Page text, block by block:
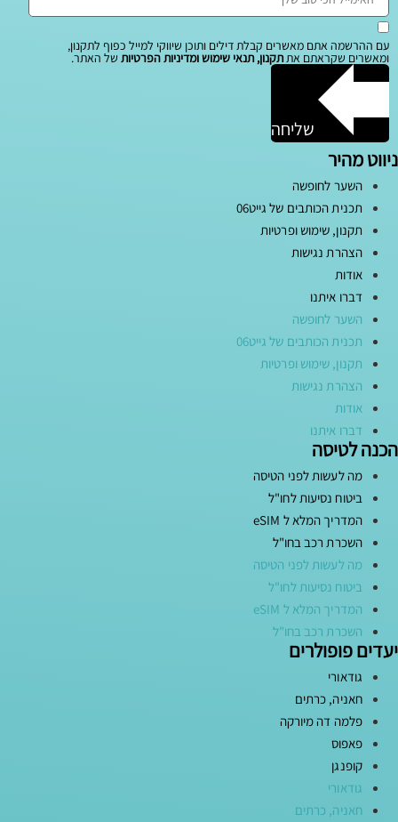
עם ההרשמה אתם מאשרים קבלת דילים ותוכן שיווקי למייל כפוף לתקנון,
ומאשרים שקראתם אתתקנון, תנאי שימוש ומדיניות הפרטיות של האתר.
שליחה
ניווט מהיר
השער לחופשה
תכנית הכותבים של גייט06
תקנון, שימוש ופרטיות
הצהרת נגישות
אודות
דברו איתנו
השער לחופשה
תכנית הכותבים של גייט06
תקנון, שימוש ופרטיות
הצהרת נגישות
אודות
דברו איתנו
הכנה לטיסה
מה לעשות לפני הטיסה
ביטוח נסיעות לחו"ל
המדריך המלא ל eSIM
השכרת רכב בחו"ל
מה לעשות לפני הטיסה
ביטוח נסיעות לחו"ל
המדריך המלא ל eSIM
השכרת רכב בחו"ל
יעדים פופולרים
גודאורי
חאניה, כרתים
פלמה דה מיורקה
פאפוס
קופנגן
גודאורי
חאניה, כרתים